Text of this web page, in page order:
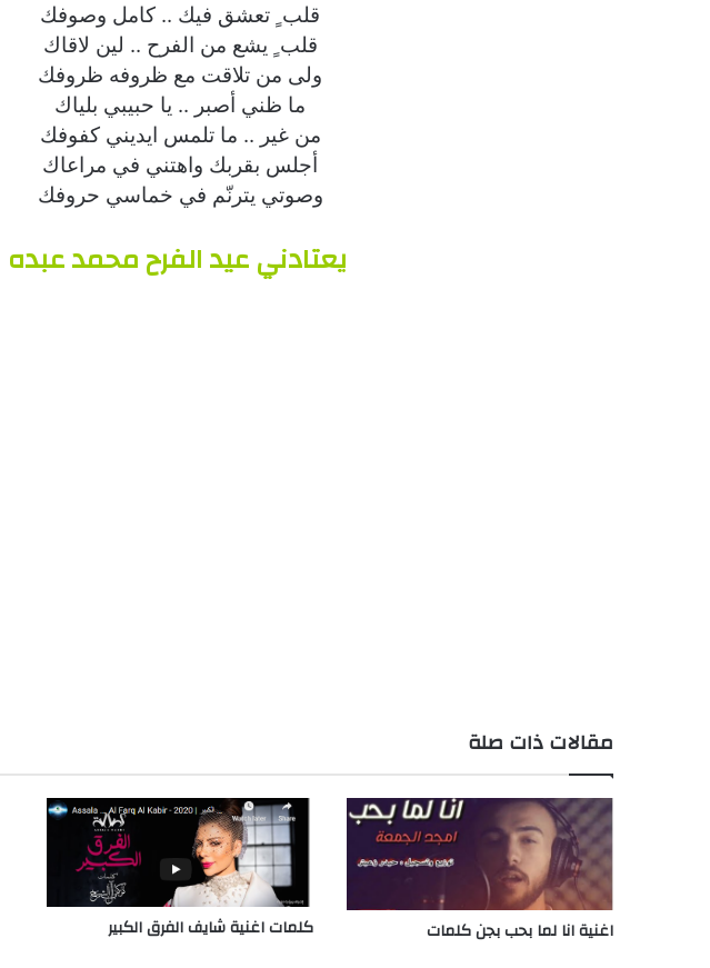
قلب ٍ تعشق فيك .. كامل وصوفك
قلب ٍ يشع من الفرح .. لين لاقاك
ولى من تلاقت مع ظروفه ظروفك
ما ظني أصبر .. يا حبيبي بلياك
من غير .. ما تلمس ايديني كفوفك
أجلس بقربك واهتني في مراعاك
وصوتي يترنّم في خماسي حروفك
يعتادني عيد الفرح محمد عبده
مقالات ذات صلة
اغنية انا لما بحب بجن كلمات كلمات اغنية شايف الفرق الكبير